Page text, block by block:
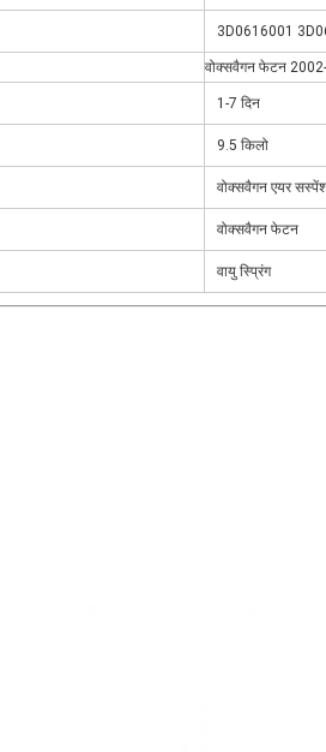
3D0616001
वोक्सवैगन फेटन
1-7 दिन
9.5 किलो
वोक्सवैगन एयर
वोक्सवैगन फेटन
वायु स्प्रिंग